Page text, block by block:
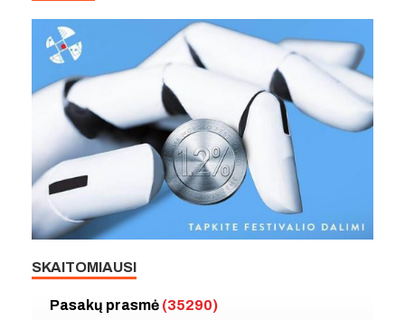
SKAITOMIAUSI
Pasakų prasmė (35290)